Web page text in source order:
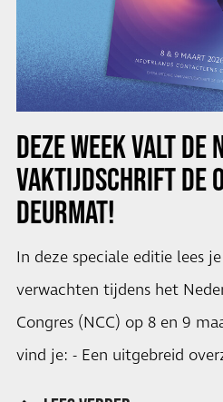
DEZE WEEK VALT DE
VAKTIJDSCHRIFT DE
DEURMAT!
In deze speciale editie lees
verwachten tijdens het
Congres (NCC) op 8 en 9
vind je: - Een uitgebreid